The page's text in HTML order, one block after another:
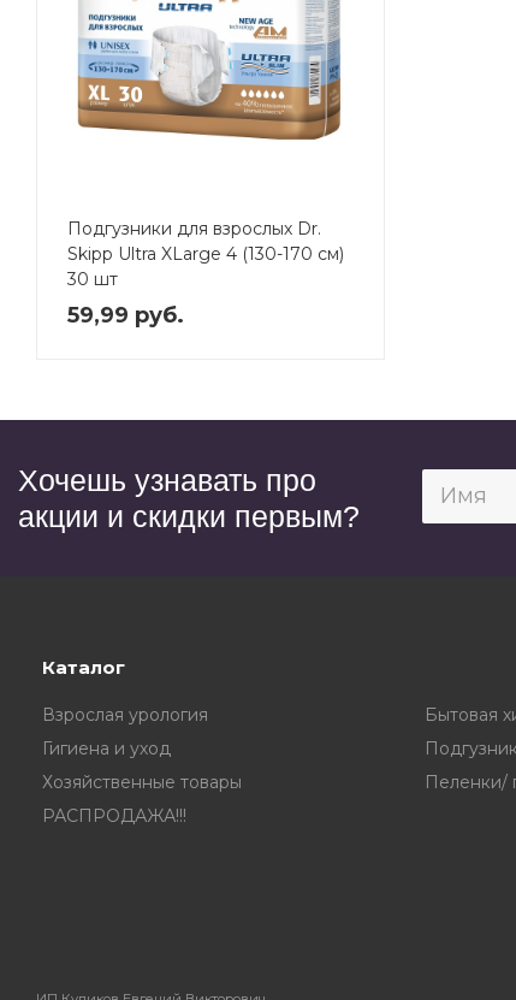
Подгузники для взрослых Dr.
Skipp Ultra XLarge 4 (130-170 см)
30 шт
59,99 руб.
Хочешь узнавать про
акции и скидки первым?
Каталог
Взрослая урология
Бытовая
Гигиена и уход
Хозяйственные товары
Пеленки/
РАСПРОДАЖА!!!